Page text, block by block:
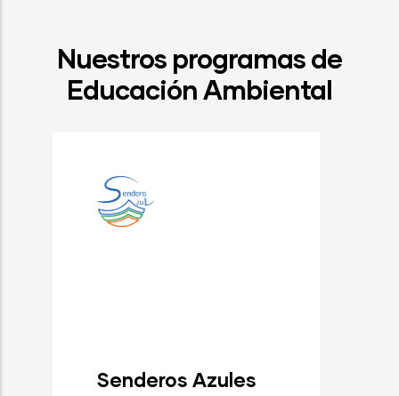
Nuestros programas de
Educación Ambiental
Senderos Azules